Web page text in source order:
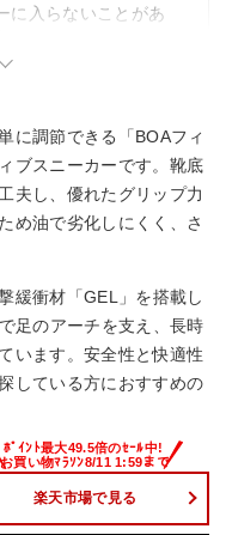
に入らないことがあ
くなることがある。
に調節できる「BOAフィ
ブスニーカーです。靴底
夫し、優れたグリップ力
め油で劣化しにくく、さ
緩衝材「GEL」を搭載し
足のアーチを支え、長時
います。安全性と快適性
している方におすすめの
楽天市場で見る